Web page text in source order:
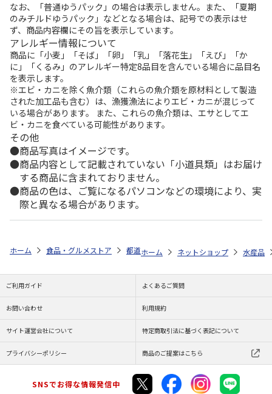
なお、「普通ゆうパック」の場合は表示しません。また、「夏期
のみチルドゆうパック」などとなる場合は、記号での表示はせ
ず、商品内容欄にその旨を表示しています。
アレルギー情報について
商品に「小麦」「そば」「卵」「乳」「落花生」「えび」「か
に」「くるみ」のアレルギー特定8品目を含んでいる場合に品目名
を表示します。
※エビ・カニを除く魚介類（これらの魚介類を原材料として製造
された加工品も含む）は、漁獲漁法によりエビ・カニが混じって
いる場合があります。 また、これらの魚介類は、エサとしてエ
ビ・カニを食べている可能性があります。
その他
商品写真はイメージです。
商品内容として記載されていない「小道具類」はお届け
する商品に含まれておりません。
商品の色は、ご覧になるパソコンなどの環境により、実
際と異なる場合があります。
ホーム 食品・グルメストア 都道府県から探す 鹿児島県 月揚庵
ホーム ネットショップ 水産品
ご利用ガイド よくあるご質問
お問い合わせ 利用規約
サイト運営会社について 特定商取引法に基づく表記について
プライバシーポリシー 商品のご提案はこちら
SNSでお得な情報発信中